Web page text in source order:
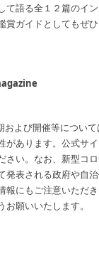
て語る全１２篇のイ
賞ガイドとしてもぜ
よび開催等について
があります。公式サ
さい。なお、新型コ
発表される政府や自
報にもご注意いただ
願いいたします。